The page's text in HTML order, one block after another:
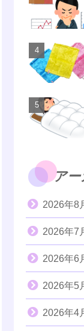
アー
2026年8
2026年7
2026年6
2026年5
2026年4